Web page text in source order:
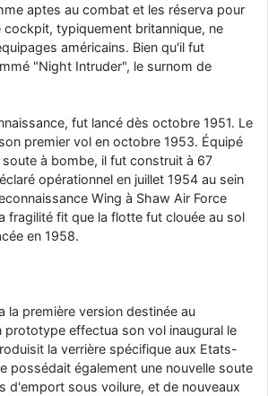
aptes au combat et les réserva pour
typiquement britannique, ne
américains. Bien qu'il fut
"Night Intruder", le surnom de
fut lancé dès octobre 1951. Le
premier vol en octobre 1953. Équipé
à bombe, il fut construit à 67
opérationnel en juillet 1954 au sein
Wing à Shaw Air Force
fragilité fit que la flotte fut clouée au sol
en 1958.
la première version destinée au
prototype effectua son vol inaugural le
la verrière spécifique aux Etats-
possédait également une nouvelle soute
d'emport sous voilure, et de nouveaux